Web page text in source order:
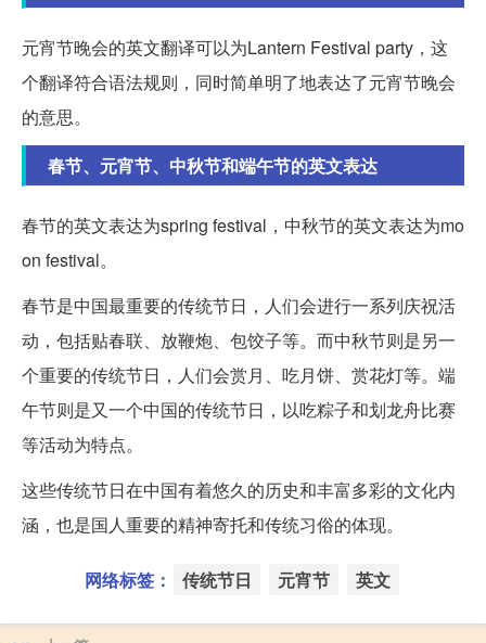
元宵节晚会的英文翻译可以为Lantern Festival party，这
个翻译符合语法规则，同时简单明了地表达了元宵节晚会
的意思。
春节、元宵节、中秋节和端午节的英文表达
春节的英文表达为spring festival，中秋节的英文表达为mo
on festival。
春节是中国最重要的传统节日，人们会进行一系列庆祝活
动，包括贴春联、放鞭炮、包饺子等。而中秋节则是另一
个重要的传统节日，人们会赏月、吃月饼、赏花灯等。端
午节则是又一个中国的传统节日，以吃粽子和划龙舟比赛
等活动为特点。
这些传统节日在中国有着悠久的历史和丰富多彩的文化内
涵，也是国人重要的精神寄托和传统习俗的体现。
网络标签： 传统节日 元宵节 英文